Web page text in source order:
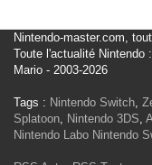
Nintendo-master.com,
Toute l'actualité Nintendo
Mario - 2003-2026
Tags : Nintendo Switch,
Splatoon, Nintendo 3DS,
Nintendo Labo Nintendo